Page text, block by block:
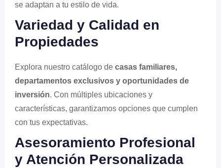
se adaptan a tu estilo de vida.
Variedad y Calidad en
Propiedades
Explora nuestro catálogo de casas familiares,
departamentos exclusivos y oportunidades de
inversión. Con múltiples ubicaciones y
características, garantizamos opciones que cumplen
con tus expectativas.
Asesoramiento Profesional
y Atención Personalizada